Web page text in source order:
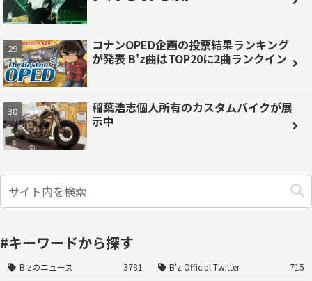
コナンOPED企画の投票結果ランキング
が発表 B'z曲はTOP20に2曲ランクイン
稲葉浩志個人所有のカスタムバイクが展
示中
#キーワードから探す
B'zのニュース 3781 B'z Official Twitter
715